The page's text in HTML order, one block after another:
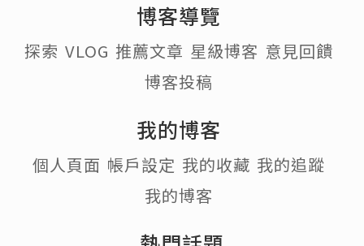
博客導覽
探索 VLOG 推薦文章 星級博客 意見回饋
博客投稿
我的博客
個人頁面 帳戶設定 我的收藏 我的追蹤
我的博客